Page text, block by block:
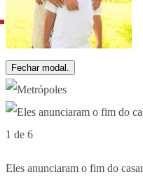
Fechar modal.
1 de 6
Eles anunciaram o fim do